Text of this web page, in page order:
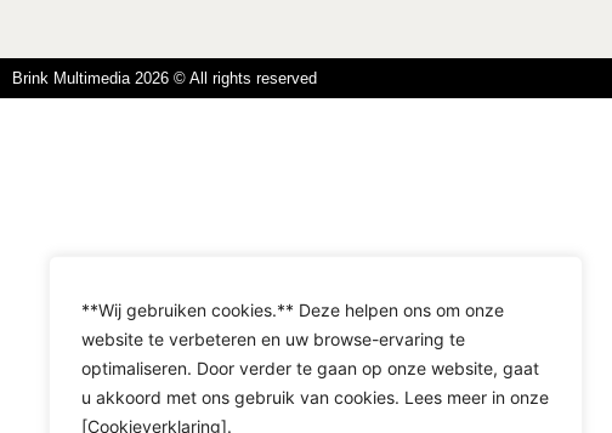
**Wij gebruiken cookies.** Deze helpen ons om onze
website te verbeteren en uw browse-ervaring te
optimaliseren. Door verder te gaan op onze website, gaat
u akkoord met ons gebruik van cookies. Lees meer in onze
[Cookieverklaring].
Brink Multimedia 2026 © All rights reserved